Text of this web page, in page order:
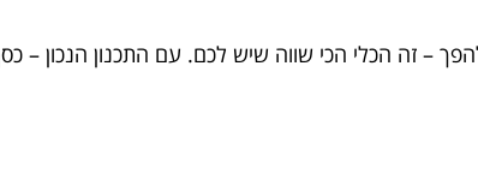
– זה הכלי הכי שווה שיש לכם. עם התכנון הנכון –